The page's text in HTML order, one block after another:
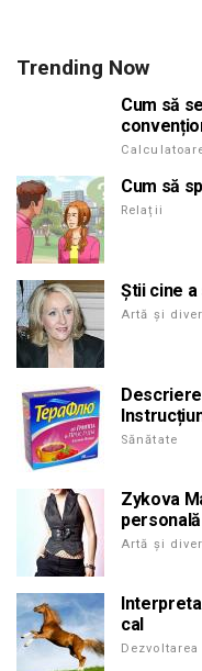
Trending Now
Cum să
Cum să
Relații
Știi cine
Artă și
Sănătate
Zykova
Artă și
cal